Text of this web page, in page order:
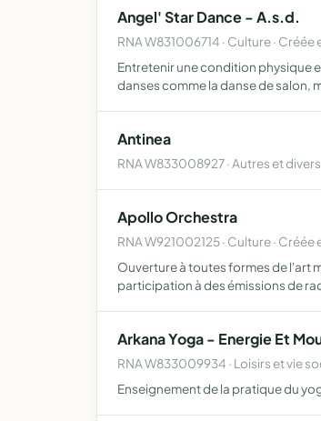
Angel' Star Dance - A.s.d.
RNA W831006714 · Culture ·
Entretenir une condition physique
danses comme la danse de salon,
Antinea
RNA W833008927 · Autres et
Apollo Orchestra
RNA W921002125 · Culture · Créée
Ouverture à toutes formes de l'art
participation à des émissions de
Arkana Yoga - Energie Et
RNA W833009934 · Loisirs et vie
Enseignement de la pratique du